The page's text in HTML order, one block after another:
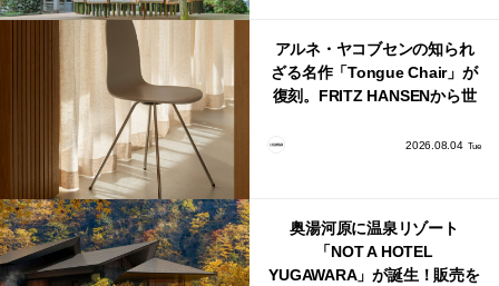
アルネ・ヤコブセンの知られ
ざる名作「Tongue Chair」が
復刻。FRITZ HANSENから世
2026.08.04 Tue
奥湯河原に温泉リゾート
「NOT A HOTEL
YUGAWARA」が誕生！販売を